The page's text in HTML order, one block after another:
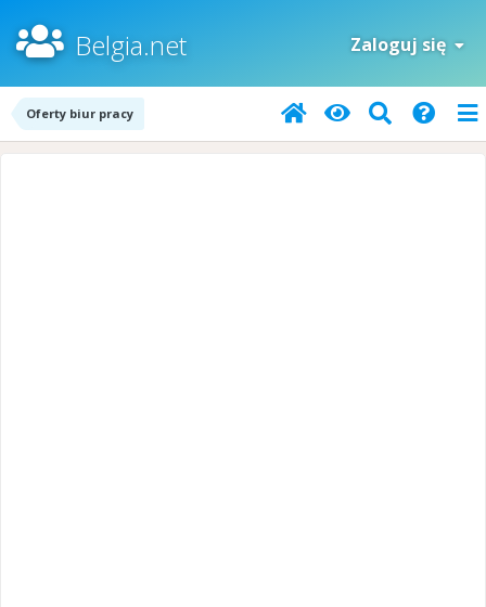
Belgia.net Zaloguj się
Oferty biur pracy